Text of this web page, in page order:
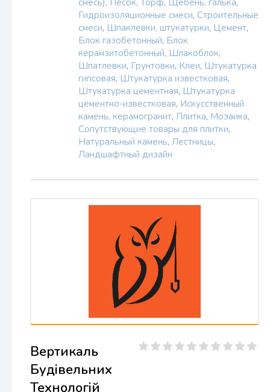
смесь), Песок, Торф, Щебень, галька,
Гидроизоляционные смеси, Строительные
смеси, Шпаклевки, штукатурки, Цемент,
Блок газобетонный, Блок
керамзитобетонный, Шлакоблок,
Шпатлевки, Грунтовки, Клеи, Штукатурка
гипсовая, Штукатурка известковая,
Штукатурка цементная, Штукатурка
цементно-известковая, Искусственный
камень, керамогранит, Плитка, Мозаика,
Сопутствующие товары для плитки,
Натуральный камень, Лестницы,
Ландшафтный дизайн
Вертикаль
Будівельних
Технологій